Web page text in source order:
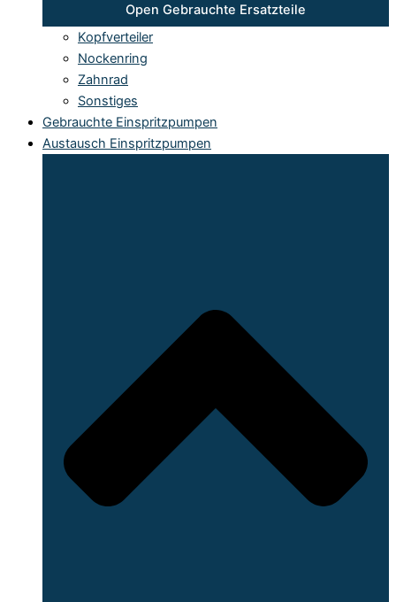
Open Gebrauchte Ersatzteile
Kopfverteiler
Nockenring
Zahnrad
Sonstiges
Gebrauchte Einspritzpumpen
Austausch Einspritzpumpen